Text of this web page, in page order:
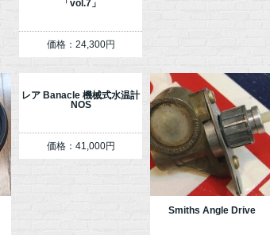
「vol.7」
価格：24,300円
レア Banacle 機械式水温計
NOS
価格：41,000円
Smiths Angle Drive